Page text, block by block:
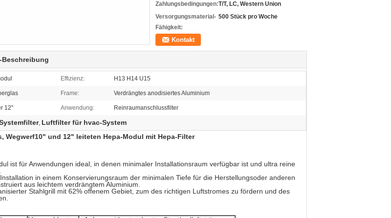
Zahlungsbedingungen:T/T, LC, Western Union
Versorgungsmaterial-
Fähigkeit:
500 Stück pro Woche
Kontakt
Effizienz: H13 H14 U15
Frame: Verdrängtes anodisiertes Aluminium
12" Anwendung: Reinraumanschlussfilter
, Luftfilter für hvac-System
Wegwerf10" und 12" leiteten Hepa-Modul mit Hepa-Filter
ist für Anwendungen ideal, in denen minimaler Installationsraum verfügbar ist und ultra reine
in einem Konservierungsraum der minimalen Tiefe für die Herstellungsoder anderen
aus leichtem verdrängtem Aluminium.
Stahlgrill mit 62% offenem Gebiet, zum des richtigen Luftstromes zu fördern und des